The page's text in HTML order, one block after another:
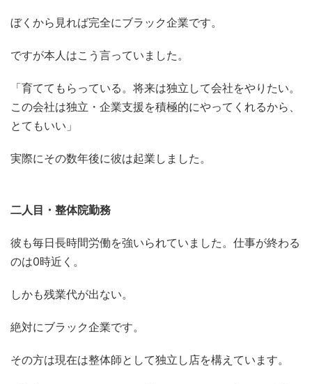
ぼくから見れば完全にブラック企業です。
ですが本人はこう言っていました。
「育ててもらっている。将来は独立して会社をやりたい。
この会社は独立・企業支援を積極的にやってくれるから、
とてもいい」
実際にその数年後に彼は起業しました。
二人目・整体院勤務
彼も毎日長時間労働を強いられていました。仕事が終わる
のは0時近く。
しかも残業代が出ない。
絶対にブラック企業です。
その方は現在は整体師として独立し店を構えています。